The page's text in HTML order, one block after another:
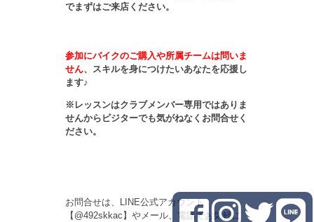
でまずはご来店ください。
参加にバイクのご購入や所属チームは問いま
せん、スキルを身につけたいあなたを応援し
ます♪
※レッスンはクラブメンバー専用ではありま
せんからビジターでも気がねなくお問合せく
ださい。
お問合せは、LINE公式アカウント
【@492skkac】やメール、電話でお気軽に